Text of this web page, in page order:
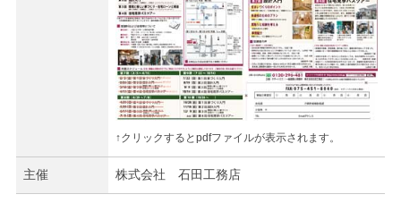
↑クリックするとpdfファイルが表示されます。
主催 株式会社 石田工務店